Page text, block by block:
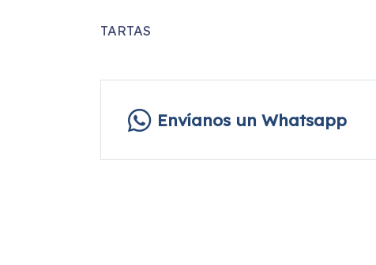
TARTAS
Envíanos un Whatsapp